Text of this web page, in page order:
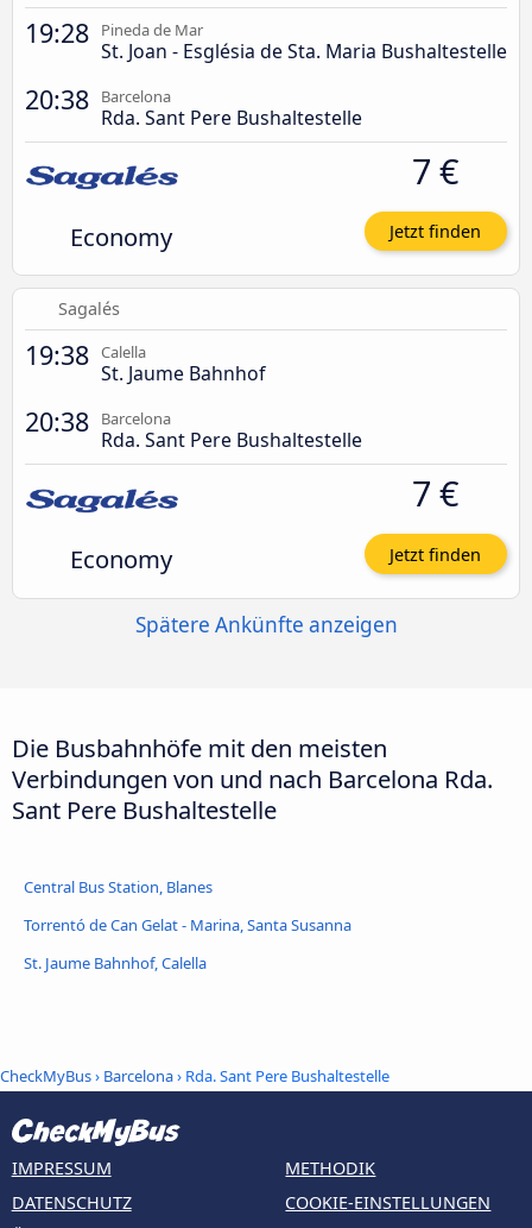
19:28 Pineda de Mar
St. Joan - Església de Sta. Maria Bushaltestelle
20:38 Barcelona
Rda. Sant Pere Bushaltestelle
Economy
7 €
Jetzt finden
Sagalés
19:38 Calella
St. Jaume Bahnhof
20:38 Barcelona
Rda. Sant Pere Bushaltestelle
Economy
7 €
Jetzt finden
Spätere Ankünfte anzeigen
Die Busbahnhöfe mit den meisten
Verbindungen von und nach Barcelona Rda.
Sant Pere Bushaltestelle
Central Bus Station, Blanes
Torrentó de Can Gelat - Marina, Santa Susanna
St. Jaume Bahnhof, Calella
CheckMyBus› Barcelona› Rda. Sant Pere Bushaltestelle
IMPRESSUM
DATENSCHUTZ
METHODIK
COOKIE-EINSTELLUNGEN